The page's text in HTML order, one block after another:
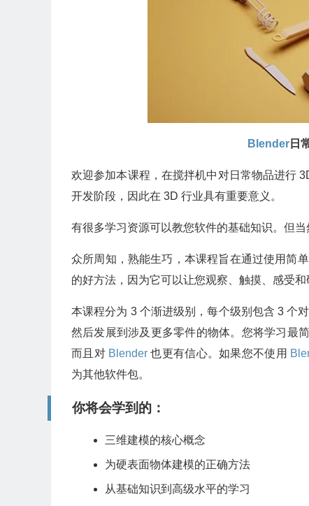
Blender日
欢迎参加本课程，在搅拌机中对日常物品进行
开发阶段，因此在 3D 行业具有重要意义。
有很多学习资源可以教您软件的基础知识。但
众所周知，熟能生巧，本课程旨在通过使用简
的好方法，因为它可以让您观察、触摸、感受和
本课程分为 3 个渐进级别，每个级别包含 3 个
然后发展到涉及更多零件的物体。您将学习最
而且对 Blender 也更有信心。如果您不使用
为其他软件包。
你将会学到的：
三维建模的核心概念
为硬表面物体建模的正确方法
从基础知识到高级水平的学习